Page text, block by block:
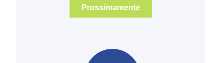
Prossimamente